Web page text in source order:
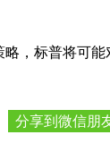
，标普将可能
分享到微信朋